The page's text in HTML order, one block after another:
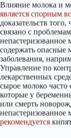
Влияние молока и
является спорным
доказательств
связано с
непастеризованное
содержать опасные
заболевания,
Управление по
лекарственных
сырое молоко часто
которые у
или смерть
непастеризованное
рекомендуется